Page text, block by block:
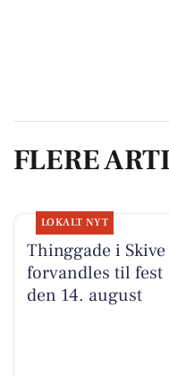
FLERE
LOKALT NYT
Thinggade i Skive
forvandles til fest
den 14. august